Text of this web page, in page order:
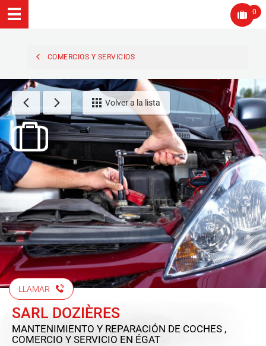
0
COMERCIOS Y SERVICIOS
Volver a la lista
LLAMAR
SARL DOZIÈRES
MANTENIMIENTO Y REPARACIÓN DE COCHES ,
COMERCIO Y SERVICIO EN ÉGAT